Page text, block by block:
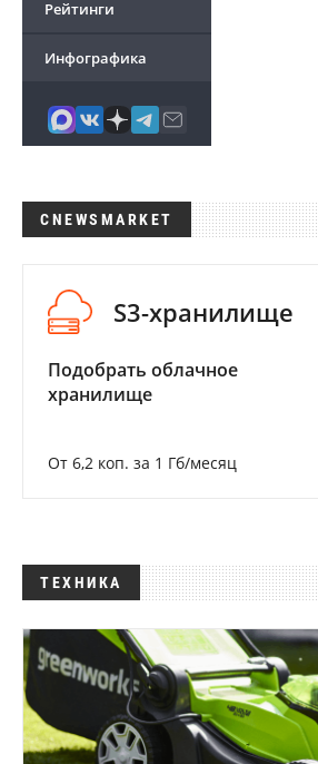
Рейтинги
Инфографика
CNEWSMARKET
S3-хранилище
Подобрать облачное
хранилище
От 6,2 коп. за 1 Гб/месяц
ТЕХНИКА